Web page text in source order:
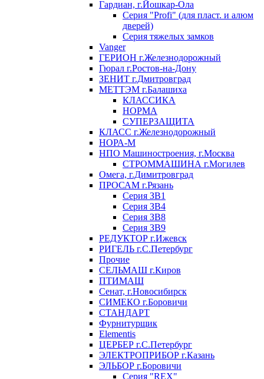
Гардиан, г.Йошкар-Ола
Серия "Profi" (для пласт. и алюм
дверей)
Серия тяжелых замков
Vanger
ГЕРИОН г.Железнодорожный
Гюрал г.Ростов-на-Дону
ЗЕНИТ г.Дмитровград
МЕТТЭМ г.Балашиха
КЛАССИКА
НОРМА
СУПЕРЗАЩИТА
КЛАСС г.Железнодорожный
НОРА-М
НПО Машиностроения, г.Москва
СТРОММАШИНА г.Могилев
Омега, г.Димитровград
ПРОСАМ г.Рязань
Серия ЗВ1
Серия ЗВ4
Серия ЗВ8
Серия ЗВ9
РЕДУКТОР г.Ижевск
РИГЕЛЬ г.С.Петербург
Прочие
СЕЛЬМАШ г.Киров
ПТИМАШ
Сенат, г.Новосибирск
СИМЕКО г.Боровичи
СТАНДАРТ
Фурнитурщик
Elementis
ЦЕРБЕР г.С.Петербург
ЭЛЕКТРОПРИБОР г.Казань
ЭЛЬБОР г.Боровичи
Серия "REX"